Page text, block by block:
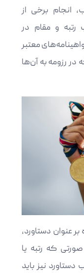
انجام برخی از
و مقام در
معتبر
در رزومه به آن‌ها
بر عنوان دستاورد،
که رتبه یا
دستاورد نیز باید